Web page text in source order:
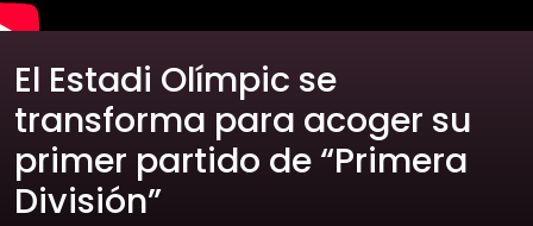
El Estadi Olímpic se
transforma para acoger su
primer partido de “Primera
División”